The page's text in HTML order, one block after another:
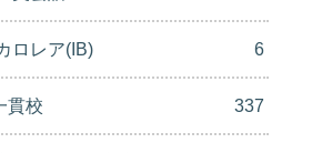
ロレア(IB) 6
貫校 337